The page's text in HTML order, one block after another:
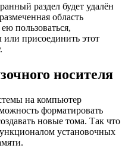
раздел будет удалён
область
пользоваться,
или присоединить этот
носителя
на компьютер
форматировать
новые тома. Так что
установочных